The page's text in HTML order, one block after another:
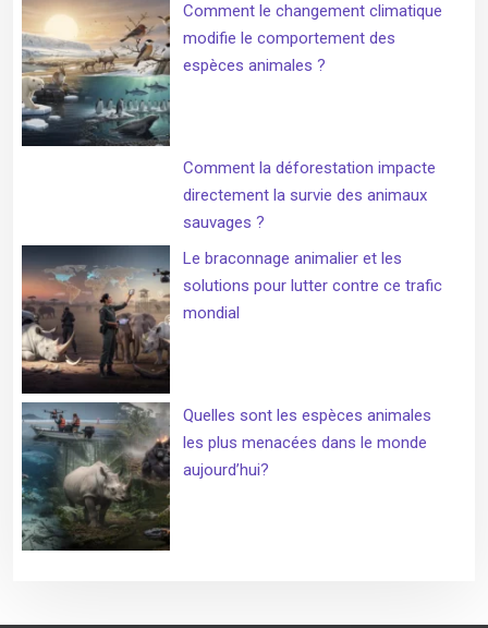
Comment le changement climatique
modifie le comportement des
espèces animales ?
Comment la déforestation impacte
directement la survie des animaux
sauvages ?
Le braconnage animalier et les
solutions pour lutter contre ce trafic
mondial
Quelles sont les espèces animales
les plus menacées dans le monde
aujourd’hui?